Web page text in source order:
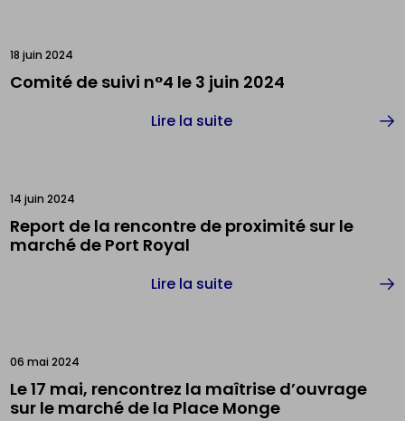
18 juin 2024
Comité de suivi n°4 le 3 juin 2024
Lire la suite
14 juin 2024
Report de la rencontre de proximité sur le
marché de Port Royal
Lire la suite
06 mai 2024
Le 17 mai, rencontrez la maîtrise d’ouvrage
sur le marché de la Place Monge